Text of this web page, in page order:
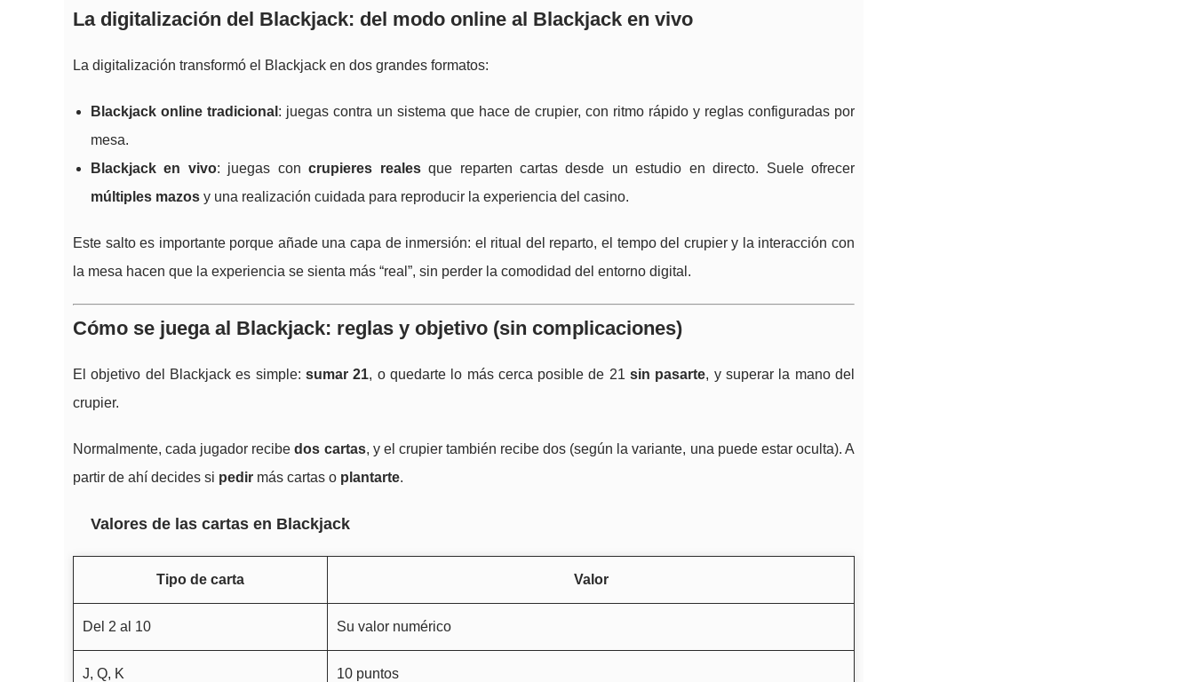
La digitalización del Blackjack: del modo online al Blackjack en vivo
La digitalización transformó el Blackjack en dos grandes formatos:
Blackjack online tradicional : juegas contra un sistema que hace de crupier, con ritmo rápido y reglas configuradas por
mesa.
Blackjack en vivo: juegas concrupieres realesque reparten cartas desde un estudio en directo. Suele ofrecer
múltiples mazos y una realización cuidada para reproducir la experiencia del casino.
Este salto es importante porque añade una capa de inmersión: el ritual del reparto, el tempo del crupier y la interacción con
la mesa hacen que la experiencia se sienta más “real”, sin perder la comodidad del entorno digital.
Cómo se juega al Blackjack: reglas y objetivo (sin complicaciones)
El objetivo del Blackjack es simple: sumar 21, o quedarte lo más cerca posible de 21sin pasarte, y superar la mano del
crupier.
Normalmente, cada jugador recibedos cartas, y el crupier también recibe dos (según la variante, una puede estar oculta). A
partir de ahí decides si pedir más cartas o plantarte.
Valores de las cartas en Blackjack
Tipo de carta Valor
Del 2 al 10 Su valor numérico
J, Q, K 10 puntos